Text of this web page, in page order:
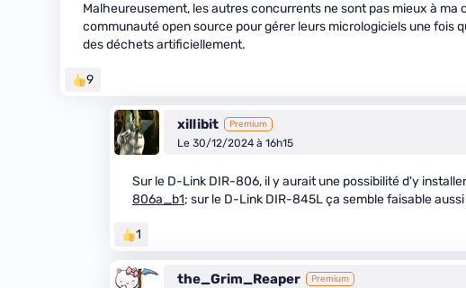
Malheureusement, les autres concurrents ne sont pas mieux à
communauté open source pour gérer leurs micrologiciels une
des déchets artificiellement.
9
xillibit Premium
Le 30/12/2024 à 16h15
Sur le D-Link DIR-806, il y aurait une possibilité d'y
806a_b1; sur le D-Link DIR-845L ça semble faisable aussi
1
the_Grim_Reaper Premium